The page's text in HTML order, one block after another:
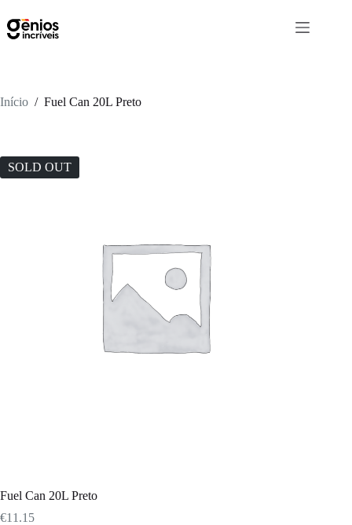
Início / Fuel Can 20L Preto
SOLD OUT
Fuel Can 20L Preto
€11.15